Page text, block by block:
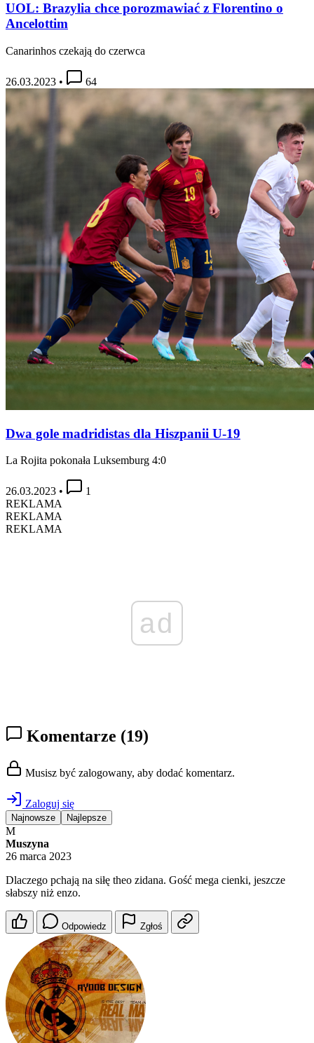
UOL: Brazylia chce porozmawiać z Florentino o
Ancelottim
Canarinhos czekają do czerwca
26.03.2023 • 64
Dwa gole madridistas dla Hiszpanii U-19
La Rojita pokonała Luksemburg 4:0
26.03.2023 •
1
REKLAMA
REKLAMA
REKLAMA
ad
Komentarze (19)
Musisz być zalogowany, aby dodać komentarz.
Zaloguj się
Najnowsze Najlepsze
M
Muszyna
26 marca 2023
Dlaczego pchają na siłę theo zidana. Gość mega cienki, jeszcze
słabszy niż enzo.
Odpowiedz Zgłoś